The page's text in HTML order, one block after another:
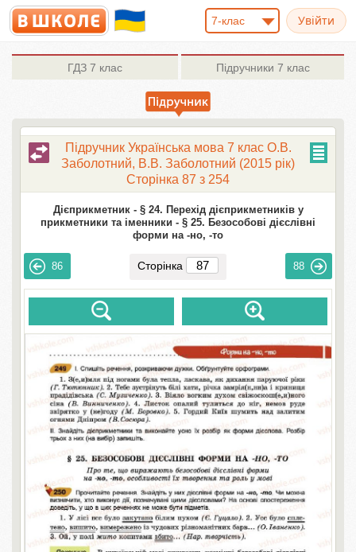
7-клас
ГДЗ 7 клас Підручники 7 клас
Підручник Українська мова 7 клас О.В.
Заболотний, В.В. Заболотний (2015 рік)
Сторінка 87 з 254
Дієприкметник - § 24. Перехід дієприкметників у
прикметники та іменники - § 25. Безособові дієслівні
форми на -но, -то
86 Сторінка 88